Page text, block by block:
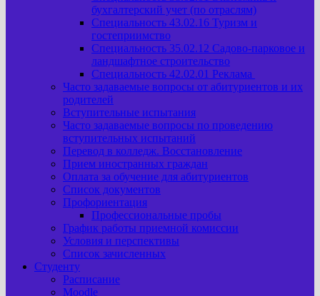
бухгалтерский учет (по отраслям)
Специальность 43.02.16 Туризм и
гостеприимство
Специальность 35.02.12 Садово-парковое и
ландшафтное строительство
Специальность 42.02.01 Реклама
Часто задаваемые вопросы от абитуриентов и их
родителей
Вступительные испытания
Часто задаваемые вопросы по проведению
вступительных испытаний
Перевод в колледж. Восстановление
Прием иностранных граждан
Оплата за обучение для абитуриентов
Список документов
Профориентация
Профессиональные пробы
График работы приемной комиссии
Условия и перспективы
Список зачисленных
Студенту
Расписание
Moodle